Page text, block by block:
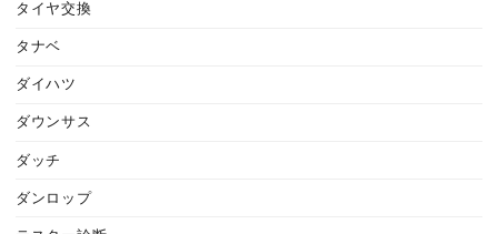
タイヤ交換
タナベ
ダイハツ
ダウンサス
ダッチ
ダンロップ